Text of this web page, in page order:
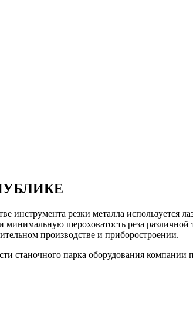
инструмента резки металла используется
минимальную шероховатость реза
производстве и приборостроении.
парка оборудования компании